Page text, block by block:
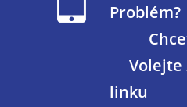
Problém?
Volejte
linku